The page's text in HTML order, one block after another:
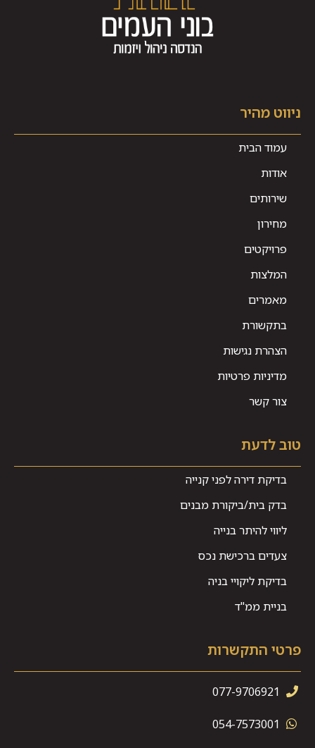
ניווט מהיר
עמוד הבית
אודות
שירותים
מחירון
פרויקטים
המלצות
מאמרים
בתקשורת
הצהרת נגישות
מדיניות פרטיות
צור קשר
טוב לדעת
בדיקת דירה לפני קנייה
בדק בית/ביקורת מבנים
ליווי להיתר בנייה
צעדים ברכישת נכס
בדיקת ליקויי בניה
בניית ממ"ד
פרטי התקשרות
077-9706921
054-7573001